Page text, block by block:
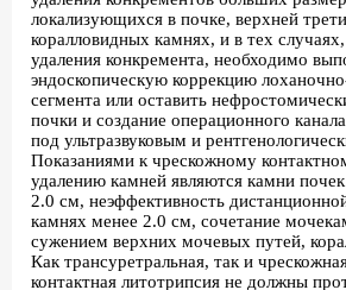
локализующихся в почке, верхней
коралловидных камнях, и в тех
удаления конкремента, необходимо
эндоскопическую коррекцию
сегмента или оставить
почки и создание операционного
под ультразвуковым и
Показаниями к чрескожному
удалению камней являются камни
2.0 см, неэффективность
камнях менее 2.0 см, сочетание
сужением верхних мочевых путей,
Как трансуретральная, так и
контактная литотрипсия не должны